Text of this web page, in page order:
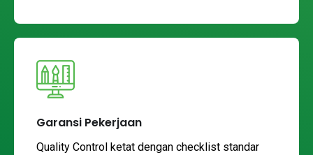
Garansi Pekerjaan
Quality Control ketat dengan checklist standar